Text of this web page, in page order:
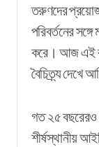
তরুণদের
পরিবর্তনের সঙ্গে
করে। আজ এই
বৈচিত্র্য দেখে
গত ২৫ বছরেরও
শীর্ষস্থানীয়